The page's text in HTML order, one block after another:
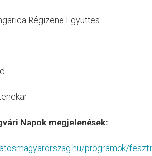
Régizene Együttes
Napok megjelenések:
programok/